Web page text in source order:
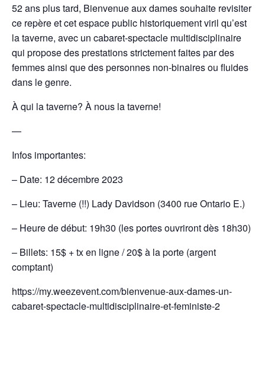
52 ans plus tard, Bienvenue aux dames souhaite revisiter
ce repère et cet espace public historiquement viril qu’est
la taverne, avec un cabaret-spectacle multidisciplinaire
qui propose des prestations strictement faites par des
femmes ainsi que des personnes non-binaires ou fluides
dans le genre.
À qui la taverne? À nous la taverne!
—
Infos importantes:
– Date: 12 décembre 2023
– Lieu: Taverne (!!) Lady Davidson (3400 rue Ontario E.)
– Heure de début: 19h30 (les portes ouvriront dès 18h30)
– Billets: 15$ + tx en ligne / 20$ à la porte (argent
comptant)
https://my.weezevent.com/bienvenue-aux-dames-un-
cabaret-spectacle-multidisciplinaire-et-feministe-2